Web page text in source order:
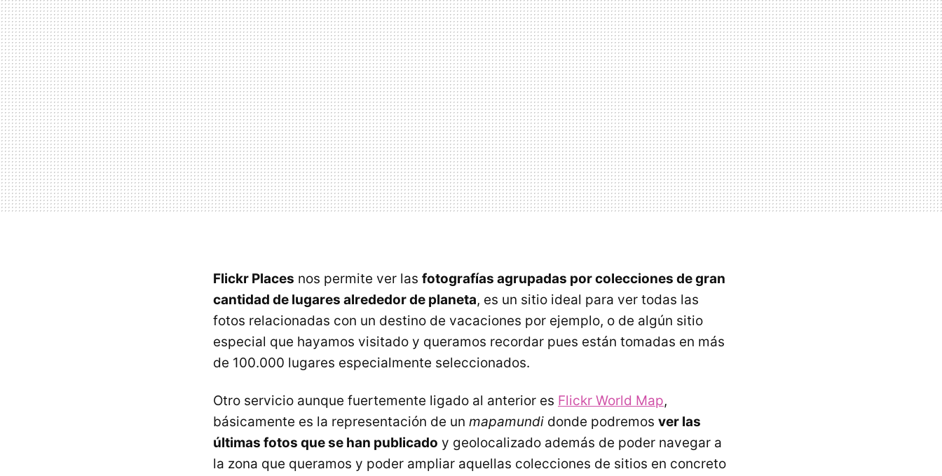
Flickr Places nos permite ver las fotografías agrupadas por colecciones de gran
cantidad de lugares alrededor de planeta, es un sitio ideal para ver todas las
fotos relacionadas con un destino de vacaciones por ejemplo, o de algún sitio
especial que hayamos visitado y queramos recordar pues están tomadas en más
de 100.000 lugares especialmente seleccionados.
Otro servicio aunque fuertemente ligado al anterior es Flickr World Map,
básicamente es la representación de un mapamundi donde podremos ver las
últimas fotos que se han publicado y geolocalizado además de poder navegar a
la zona que queramos y poder ampliar aquellas colecciones de sitios en concreto